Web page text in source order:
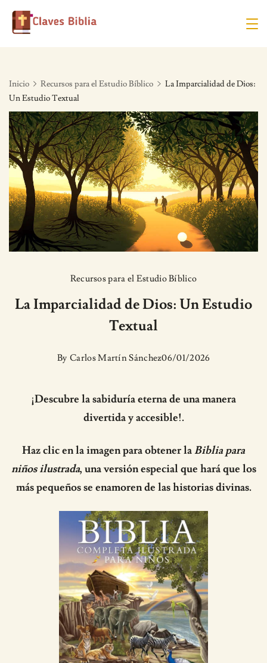
Skip
Inicio Recursos para el Estudio Bíblico
La Imparcialidad de Dios:
Un Estudio Textual
Recursos para el Estudio Bíblico
La Imparcialidad de Dios: Un Estudio
Textual
By Carlos Martín Sánchez06/01/2026
¡Descubre la sabiduría eterna de una manera
divertida y accesible!.
Haz clic en la imagen para obtener laBiblia para
niños ilustrada, una versión especial que hará que los
más pequeños se enamoren de las historias divinas.